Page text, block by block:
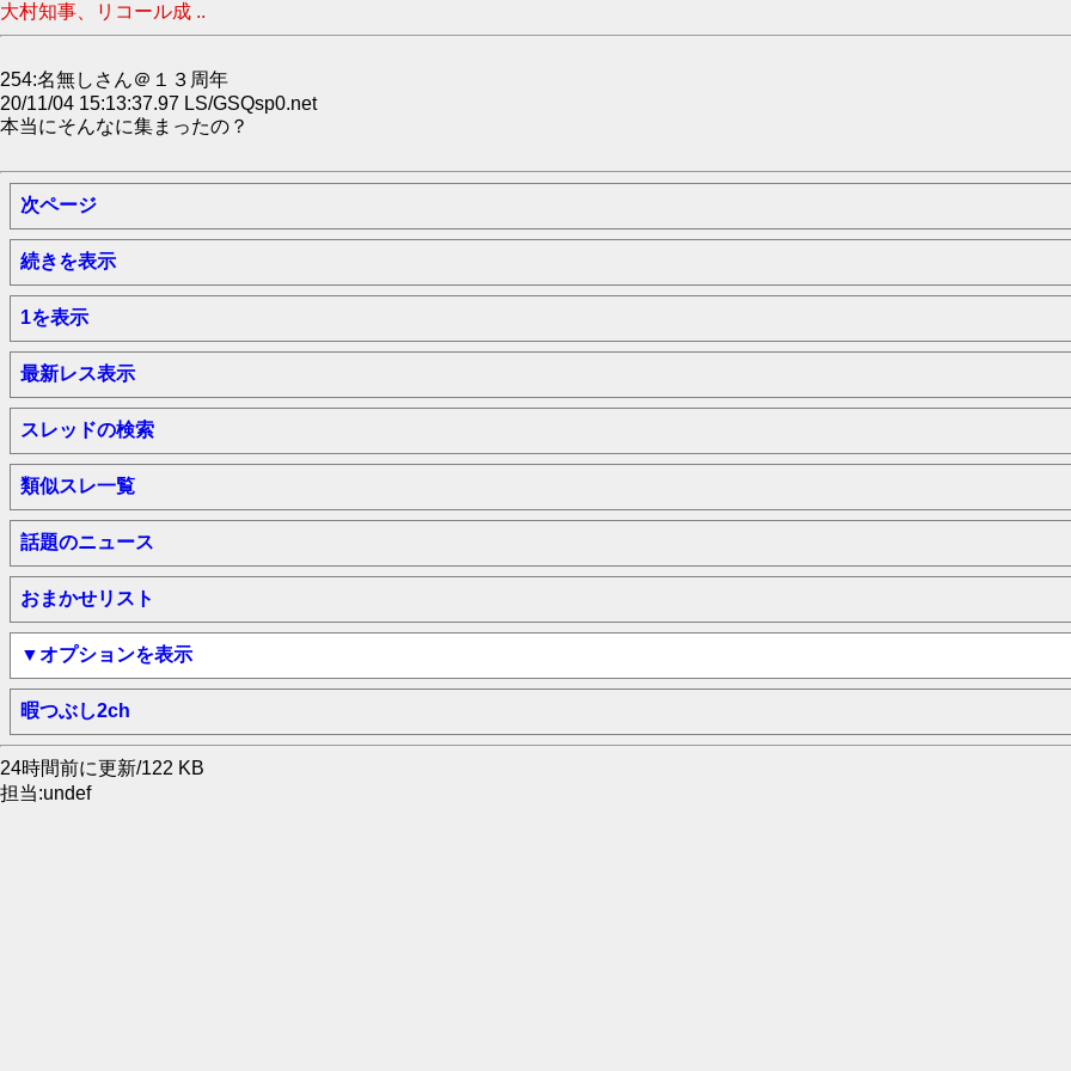
大村知事、リコール成 ..
254:名無しさん＠１３周年
20/11/04 15:13:37.97 LS/GSQsp0.net
本当にそんなに集まったの？
次ページ
続きを表示
1を表示
最新レス表示
スレッドの検索
類似スレ一覧
話題のニュース
おまかせリスト
▼オプションを表示
暇つぶし2ch
24時間前に更新/122 KB
担当:undef